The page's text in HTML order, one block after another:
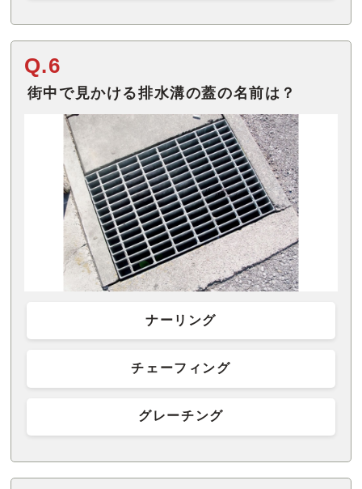
Q.6
街中で見かける排水溝の蓋の名前は？
ナーリング
チェーフィング
グレーチング